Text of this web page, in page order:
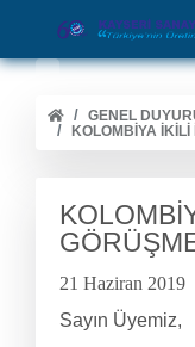
GENEL
KOLOMBİYA
21 Haziran 2019
Sayın Üyemiz,